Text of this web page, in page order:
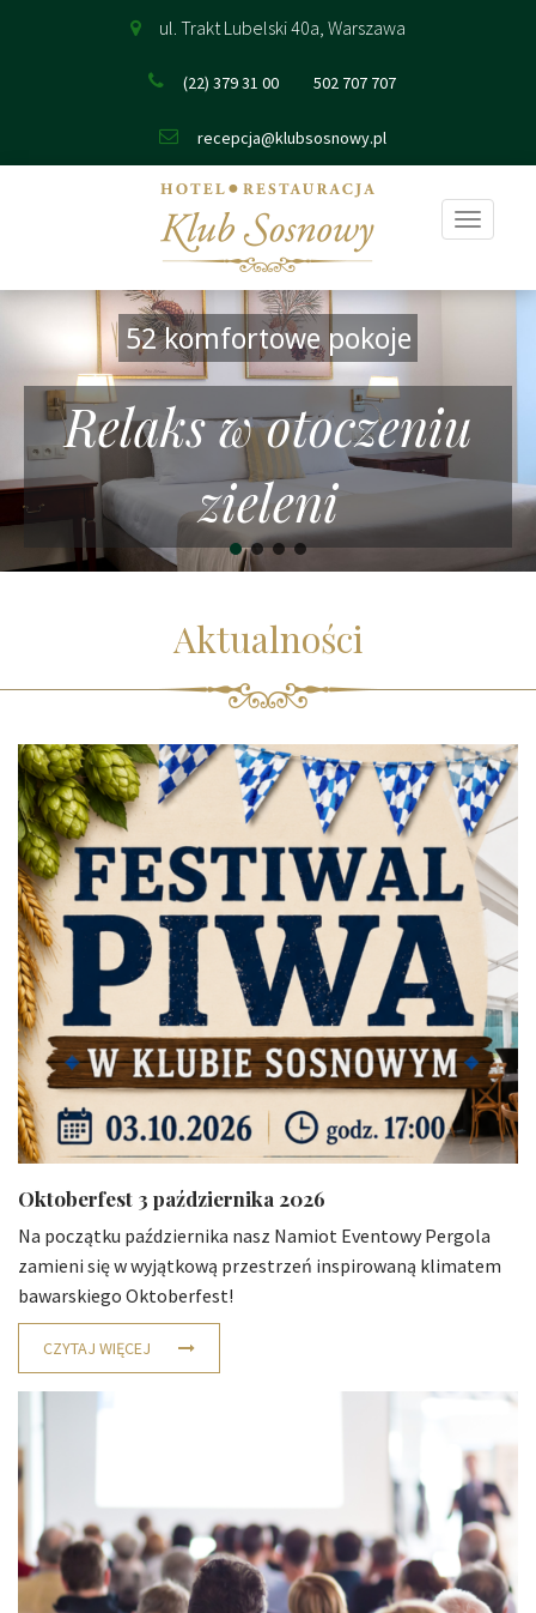
ul. Trakt Lubelski 40a, Warszawa
(22) 379 31 00 502 707 707
recepcja@klubsosnowy.pl
Pokaż
52 komfortowe pokoje
Relaks w otoczeniu
zieleni
Aktualności
Oktoberfest 3 października 2026
Na początku października nasz Namiot Eventowy Pergola
zamieni się w wyjątkową przestrzeń inspirowaną klimatem
bawarskiego Oktoberfest!
CZYTAJ WIĘCEJ